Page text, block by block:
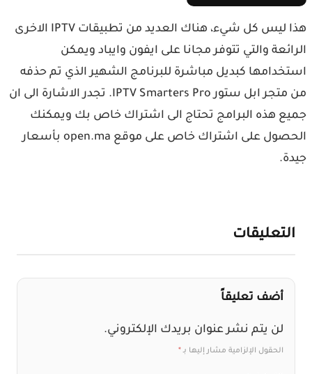
هذا ليس كل شيء، هناك العديد من تطبيقات IPTV الاخرى
الرائعة والتي تتوفر مجانا على ايفون وايباد ويمكن
استخدامها كبديل مباشرة للبرنامج الشهير الذي تم حذفه
من متجر ابل ستور IPTV Smarters Pro‏. تجدر الاشارة الى ان
جميع هذه البرامج تحتاج الى اشتراك خاص بك ويمكنك
الحصول على اشتراك خاص على موقع open.ma بأسعار
جيدة.
التعليقات
أضف تعليقاً
لن يتم نشر عنوان بريدك الإلكتروني.
الحقول الإلزامية مشار إليها بـ*